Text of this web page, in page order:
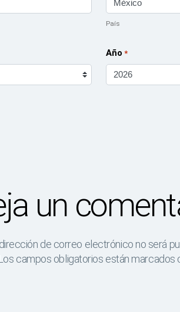
País
Año *
un
de correo electrónico no será
campos obligatorios están marcados